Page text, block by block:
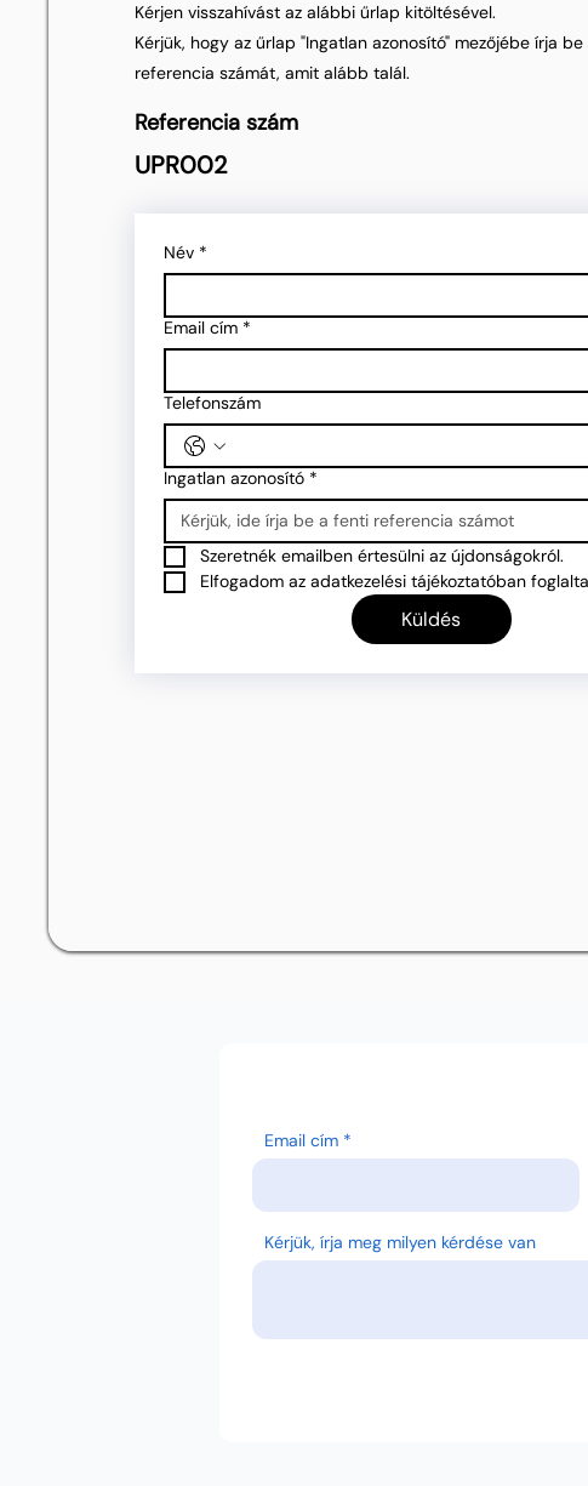
Kérjen visszahívást az alábbi űrlap kitöltésével.
Kérjük, hogy az űrlap "Ingatlan azonosító" mezőjébe írja
referencia számát, amit alább talál.
Referencia szám
UPR002
Név *
Email cím *
Telefonszám
Ingatlan azonosító *
Szeretnék emailben értesülni az újdonságokról.
Elfogadom az adatkezelési tájékoztatóban
Küldés
Email cím
Kérjük, írja meg milyen kérdése van